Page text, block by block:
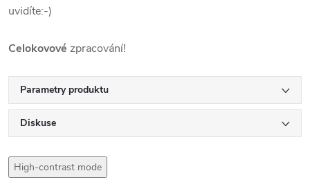
uvidíte:-)
Celokovové zpracování!
Parametry produktu
Diskuse
High-contrast mode